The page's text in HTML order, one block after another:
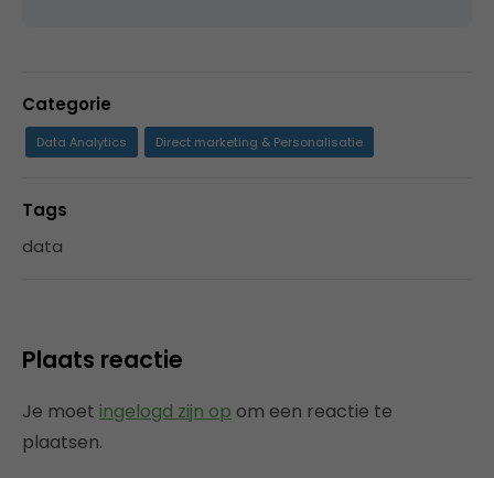
Categorie
Data Analytics Direct marketing & Personalisatie
Tags
data
Plaats reactie
Je moet ingelogd zijn op om een reactie te
plaatsen.